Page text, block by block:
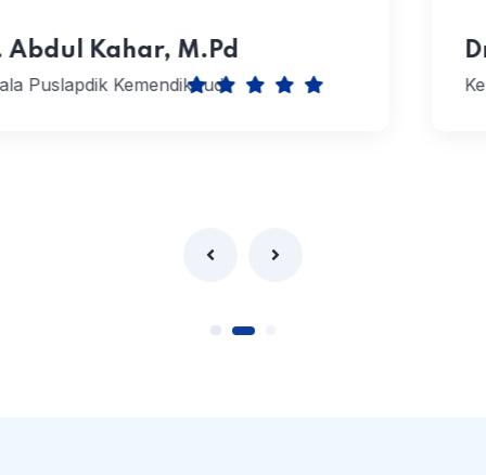
Drs. Muhammad Syarif Bando
Kepala Perpusnas Periode 2016 - 2023